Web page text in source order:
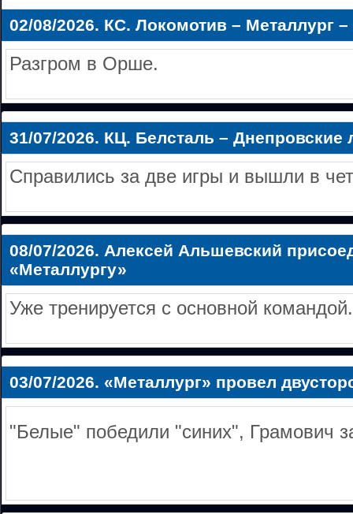
02/08/2026. КС. Локомотив – Металлург –
Разгром в Орше.
31/07/2026. КЦ. Белсталь – Днепровские
Справились за две игры и вышли в
08/07/2026. Алексей Альшевский
«Металлургу»
Уже тренируется с основной командой.
03/07/2026. «Металлург» провел
"Белые" победили "синих", Грамович